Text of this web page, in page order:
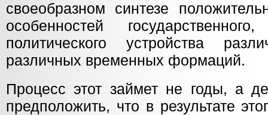
своеобразном синтезе
особенностей
политического устройства
различных временных формаций.
Процесс этот займет не годы, а
предположить, что в результате